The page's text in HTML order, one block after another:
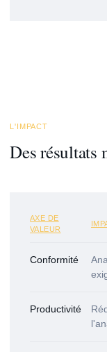
L'IMPACT
Des résultats
AXE DE
VALEUR
Conformité
Productivité